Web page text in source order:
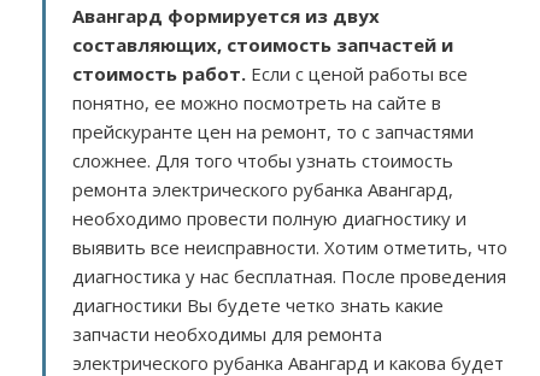
Авангард формируется из двух
составляющих, стоимость запчастей и
стоимость работ. Если с ценой работы все
понятно, ее можно посмотреть на сайте в
прейскуранте цен на ремонт, то с запчастями
сложнее. Для того чтобы узнать стоимость
ремонта электрического рубанка Авангард,
необходимо провести полную диагностику и
выявить все неисправности. Хотим отметить, что
диагностика у нас бесплатная. После проведения
диагностики Вы будете четко знать какие
запчасти необходимы для ремонта
электрического рубанка Авангард и какова будет